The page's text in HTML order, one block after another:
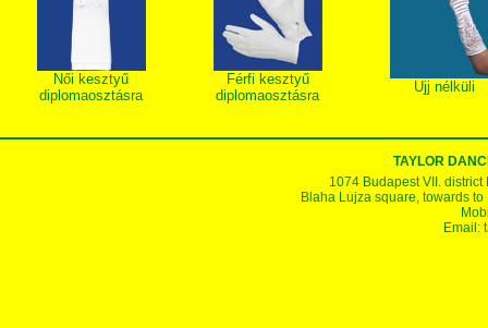
Női kesztyű
diplomaosztásra
Férfi kesztyű
diplomaosztásra
Ujj nélküli
TAYLOR
1074 Budapest VII.
Blaha Lujza square, towards
Email: